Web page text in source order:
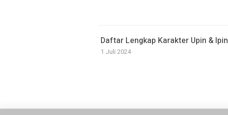
Daftar Lengkap Karakter Upin & Ipin
1 Juli 2024